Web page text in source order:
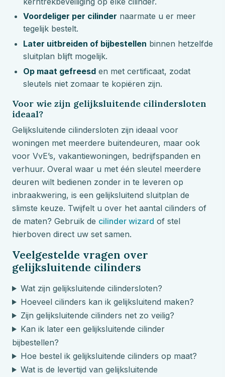
Voordeliger per cilinder naarmate u er meer
tegelijk bestelt.
Later uitbreiden of bijbestellen binnen hetzelfde
sluitplan blijft mogelijk.
Op maat gefreesd en met certificaat, zodat
sleutels niet zomaar te kopiëren zijn.
Voor wie zijn gelijksluitende cilindersloten
ideaal?
Gelijksluitende cilindersloten zijn ideaal voor
woningen met meerdere buitendeuren, maar ook
voor VvE’s, vakantiewoningen, bedrijfspanden en
verhuur. Overal waar u met één sleutel meerdere
deuren wilt bedienen zonder in te leveren op
inbraakwering, is een gelijksluitend sluitplan de
slimste keuze. Twijfelt u over het aantal cilinders of
de maten? Gebruik de cilinder wizard of stel
hierboven direct uw set samen.
Veelgestelde vragen over
gelijksluitende cilinders
Wat zijn gelijksluitende cilindersloten?
Hoeveel cilinders kan ik gelijksluitend maken?
Zijn gelijksluitende cilinders net zo veilig?
Kan ik later een gelijksluitende cilinder
bijbestellen?
Hoe bestel ik gelijksluitende cilinders op maat?
Wat is de levertijd van gelijksluitende